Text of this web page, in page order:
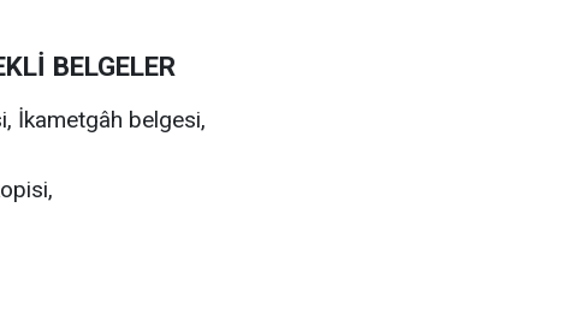
BELGELER
İkametgâh belgesi,